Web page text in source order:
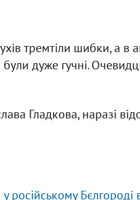
тремтіли шибки, а в
були дуже гучні.
Гладкова, наразі
російському